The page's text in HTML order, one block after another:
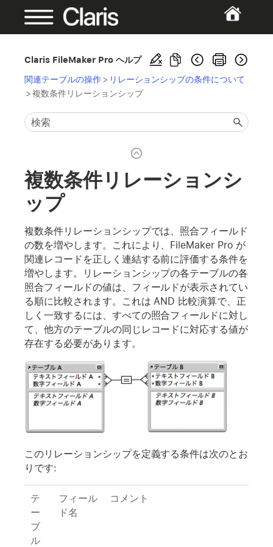
Claris FileMaker Pro ヘルプ
関連テーブルの操作> リレーションシップの条件について
>複数条件リレーションシップ
複数条件リレーションシ
ップ
複数条件リレーションシップでは、照合フィールド
の数を増やします。これにより、FileMaker Pro が
関連レコードを正しく連結する前に評価する条件を
増やします。リレーションシップの各テーブルの各
照合フィールドの値は、フィールドが表示されてい
る順に比較されます。これは AND 比較演算で、正
しく一致するには、すべての照合フィールドに対し
て、他方のテーブルの同じレコードに対応する値が
存在する必要があります。
このリレーションシップを定義する条件は次のとお
りです:
テ
ー
ブ
ル
フィール
ド名
コメント